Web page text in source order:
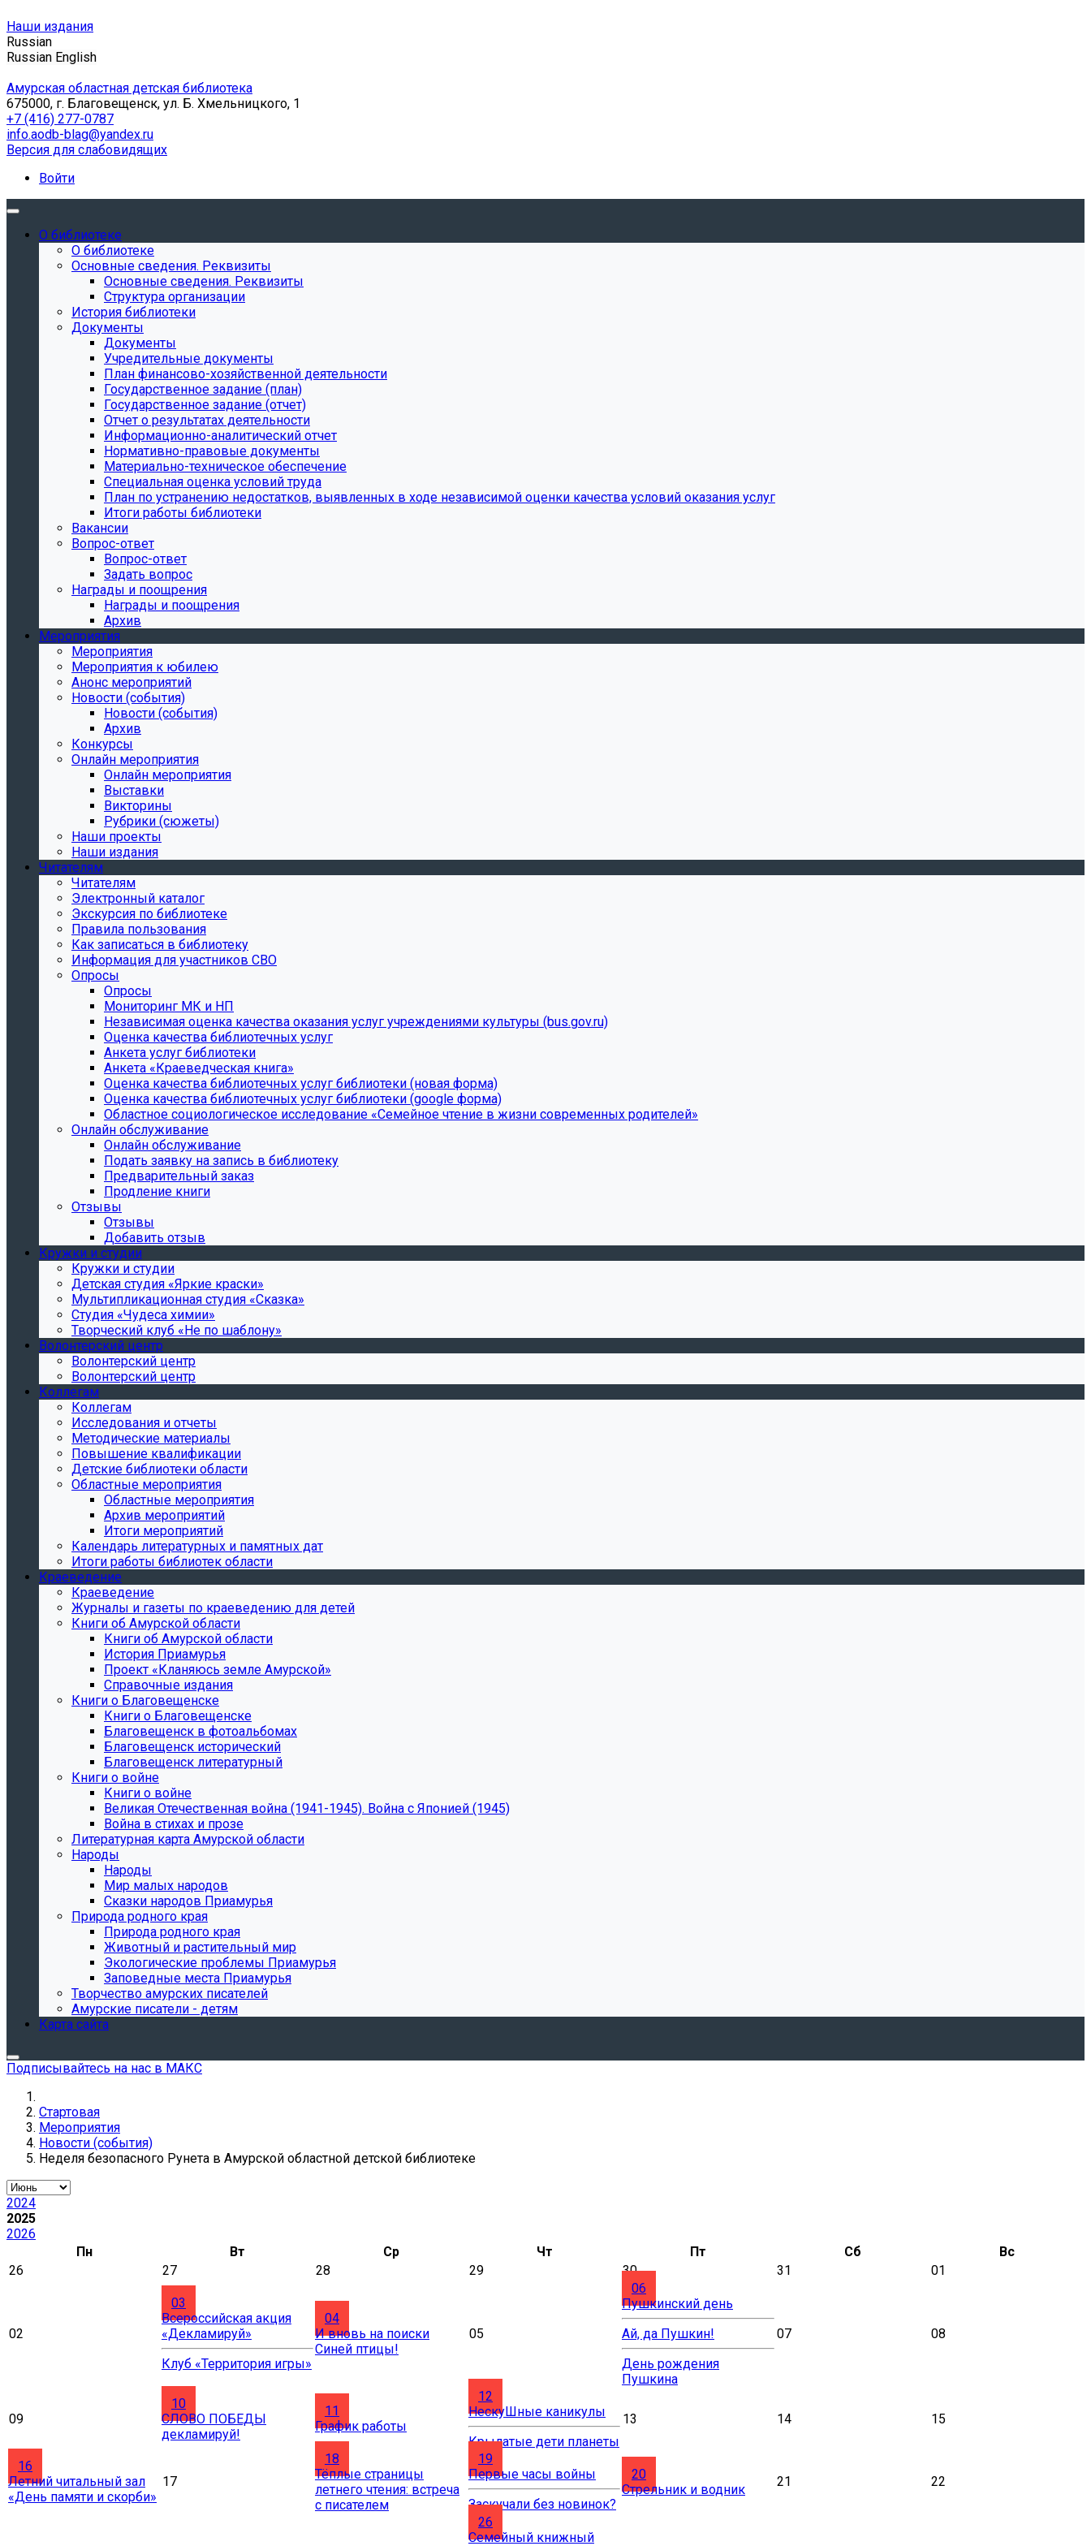
Наши издания
Russian
Russian English
Амурская областная детская библиотека
675000, г. Благовещенск, ул. Б. Хмельницкого, 1
+7 (416) 277-0787
info.aodb-blag@yandex.ru
Версия для слабовидящих
Войти
О библиотеке
О библиотеке
Основные сведения. Реквизиты
Основные сведения. Реквизиты
Структура организации
История библиотеки
Документы
Документы
Учредительные документы
План финансово-хозяйственной деятельности
Государственное задание (план)
Государственное задание (отчет)
Отчет о результатах деятельности
Информационно-аналитический отчет
Нормативно-правовые документы
Материально-техническое обеспечение
Специальная оценка условий труда
План по устранению недостатков, выявленных в ходе независимой оценки качества условий оказания услуг
Итоги работы библиотеки
Вакансии
Вопрос-ответ
Вопрос-ответ
Задать вопрос
Награды и поощрения
Награды и поощрения
Архив
Мероприятия
Мероприятия
Мероприятия к юбилею
Анонс мероприятий
Новости (события)
Новости (события)
Архив
Конкурсы
Онлайн мероприятия
Онлайн мероприятия
Выставки
Викторины
Рубрики (сюжеты)
Наши проекты
Наши издания
Читателям
Читателям
Электронный каталог
Экскурсия по библиотеке
Правила пользования
Как записаться в библиотеку
Информация для участников СВО
Опросы
Опросы
Мониторинг МК и НП
Независимая оценка качества оказания услуг учреждениями культуры (bus.gov.ru)
Оценка качества библиотечных услуг
Анкета услуг библиотеки
Анкета «Краеведческая книга»
Oценка качества библиотечных услуг библиотеки (новая форма)
Oценка качества библиотечных услуг библиотеки (google форма)
Областное социологическое исследование «Семейное чтение в жизни современных родителей»
Онлайн обслуживание
Онлайн обслуживание
Подать заявку на запись в библиотеку
Предварительный заказ
Продление книги
Отзывы
Отзывы
Добавить отзыв
Кружки и студии
Кружки и студии
Детская студия «Яркие краски»
Мультипликационная студия «Сказка»
Студия «Чудеса химии»
Творческий клуб «Не по шаблону»
Волонтерский центр
Волонтерский центр
Волонтерский центр
Коллегам
Коллегам
Исследования и отчеты
Методические материалы
Повышение квалификации
Детские библиотеки области
Областные мероприятия
Областные мероприятия
Архив мероприятий
Итоги мероприятий
Календарь литературных и памятных дат
Итоги работы библиотек области
Краеведение
Краеведение
Журналы и газеты по краеведению для детей
Книги об Амурской области
Книги об Амурской области
История Приамурья
Проект «Кланяюсь земле Амурской»
Справочные издания
Книги о Благовещенске
Книги о Благовещенске
Благовещенск в фотоальбомах
Благовещенск исторический
Благовещенск литературный
Книги о войне
Книги о войне
Великая Отечественная война (1941-1945). Война с Японией (1945)
Война в стихах и прозе
Литературная карта Амурской области
Народы
Народы
Мир малых народов
Сказки народов Приамурья
Природа родного края
Природа родного края
Животный и растительный мир
Экологические проблемы Приамурья
Заповедные места Приамурья
Творчество амурских писателей
Амурские писатели - детям
Карта сайта
Подписывайтесь на нас в МАКС
Стартовая
Мероприятия
Новости (события)
Неделя безопасного Рунета в Амурской областной детской библиотеке
2024
2025
2026
Пн
Вт Ср Чт Пт Сб
Вс
26
27 28 29 30 31 01
02
03
Всероссийская акция
«Декламируй»
Клуб «Территория игры»
04
И вновь на поиски
Синей птицы!
05
06
Пушкинский день
Ай, да Пушкин!
День рождения
Пушкина
07 08
09
10
СЛОВО ПОБЕДЫ
декламируй!
11
График работы
12
НескуШные каникулы
Крылатые дети планеты
13 14 15
16
Летний читальный зал
«День памяти и скорби»
17
18
Тёплые страницы
летнего чтения: встреча
с писателем
19
Первые часы войны
Заскучали без новинок?
20
Стрельник и водник
21 22
26
Cемейный книжный